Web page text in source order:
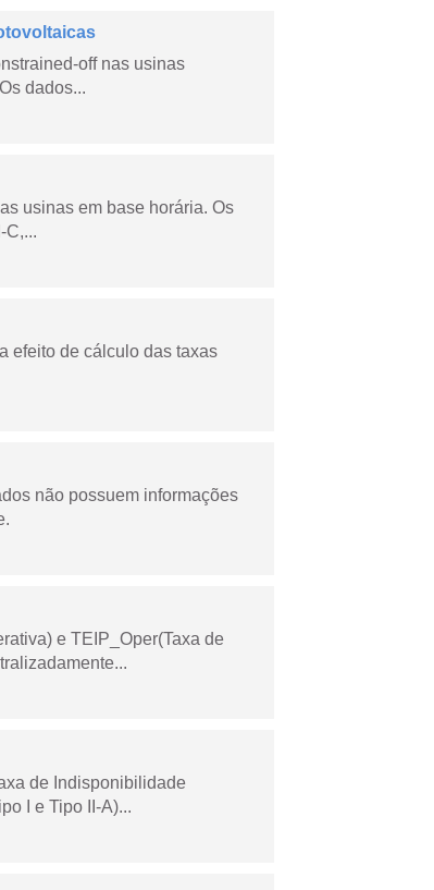
off nas usinas
dados...
usinas em base horária. Os
C,...
efeito de cálculo das taxas
não possuem informações
e TEIP_Oper(Taxa de
de Indisponibilidade
I e Tipo II-A)...